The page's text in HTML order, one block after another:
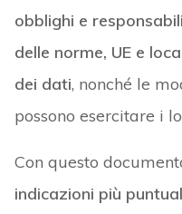
obblighi e
delle norme, UE e
dei dati, nonché le
possono esercitare i
Con questo
indicazioni più